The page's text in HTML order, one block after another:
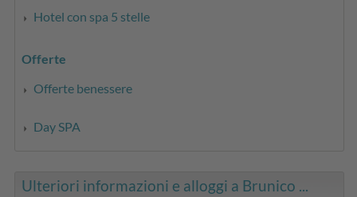
Hotel con spa 5 stelle
Offerte
Offerte benessere
Day SPA
Ulteriori informazioni e alloggi a Brunico ...